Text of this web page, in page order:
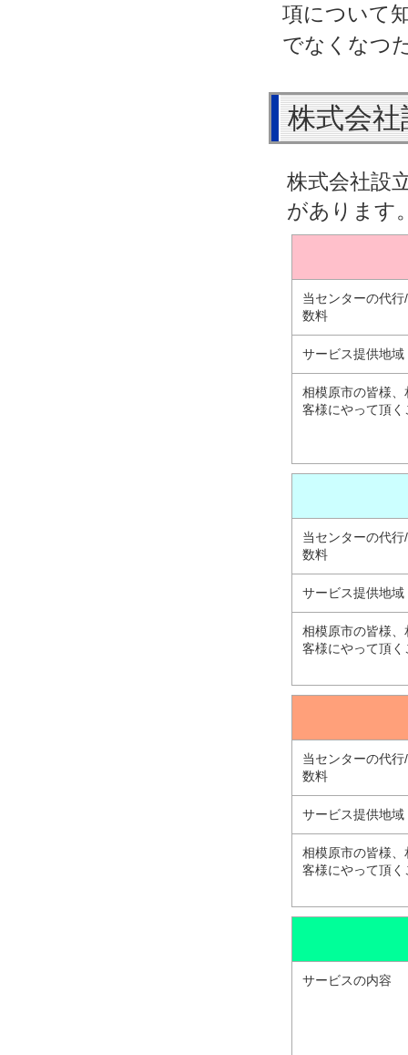
項について
でなくなつ
株式会
株式会社設
があります
当センターの代
数料
サービス提供地域
相模原市の皆様
客様にやって頂く
当センターの代
数料
サービス提供地域
相模原市の皆様
客様にやって頂く
当センターの代
数料
サービス提供地域
相模原市の皆様
客様にやって頂く
サービスの内容